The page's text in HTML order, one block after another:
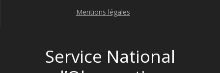
Mentions légales
Service National